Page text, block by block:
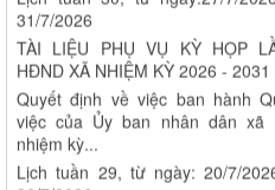
TÀI LIỆU PHỤ VỤ KỲ HỌP
HĐND XÃ NHIỆM KỲ 2026 - 2031
Quyết định về việc ban hành
việc của Ủy ban nhân dân xã
nhiệm kỳ...
Lịch tuần 29, từ ngày: 20/7/
26/7/2026